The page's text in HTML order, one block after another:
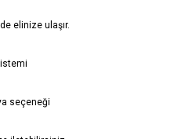
elinize ulaşır.
seçeneği